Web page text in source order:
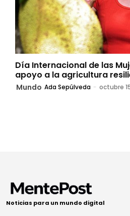
Día Internacional de las
apoyo a la agricultura
Mundo Ada Sepúlveda - octubre
Noticias para un mundo digital